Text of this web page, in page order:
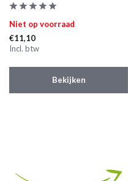
Niet op voorraad
€11,10
Incl. btw
Bekijken